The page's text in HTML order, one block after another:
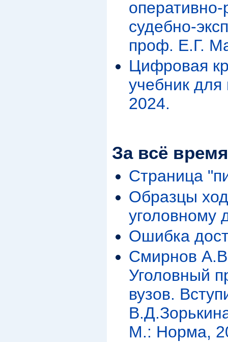
оперативно-
судебно-
проф. Е.Г.
Цифровая
учебник
2024.
За всё
Страница
Образцы
уголовному
Ошибка
Смирнов
Уголовный
вузов.
М.: Норма,